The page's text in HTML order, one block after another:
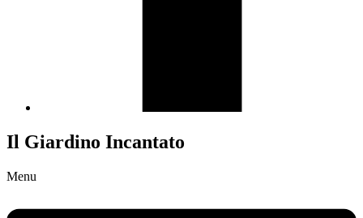
Il Giardino Incantato
Menu